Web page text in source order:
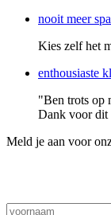
nooit meer
Kies zelf het
enthousiaste
"Ben trots op
Dank voor dit
Meld je aan voor